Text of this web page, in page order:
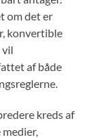
om det er
konvertible
vil
af både
kreds af